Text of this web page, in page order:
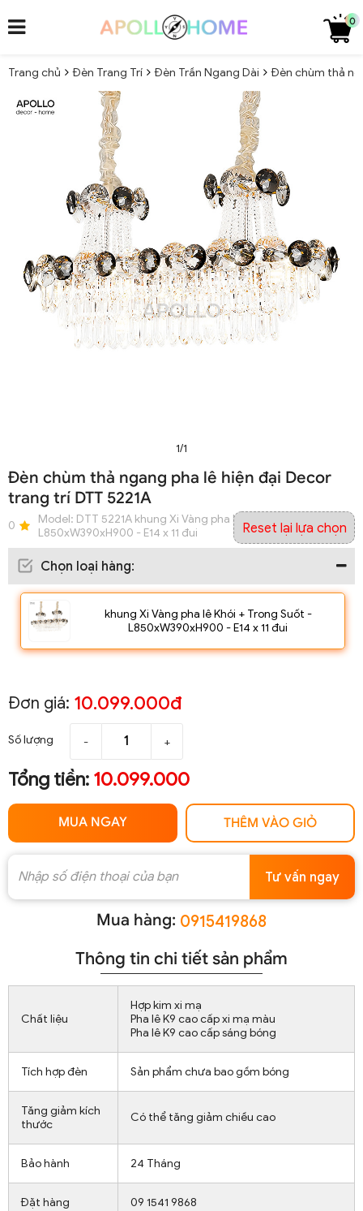
0
Trang chủ Đèn Trang Trí Đèn Trần Ngang Dài Đèn chùm thả
1/1
Đèn chùm thả ngang pha lê hiện đại Decor
trang trí DTT 5221A
0 Model: DTT 5221A khung Xi Vàng pha lê Khói + Trong Suốt -
L850xW390xH900 - E14 x 11 đui
Chọn loại hàng:
khung Xi Vàng pha lê Khói + Trong Suốt -
L850xW390xH900 - E14 x 11 đui
Reset lại lựa chọn
Đơn giá: 10.099.000đ
Số lượng - +
Tổng tiền: 10.099.000
MUA NGAY THÊM VÀO GIỎ
Tư vấn ngay
Mua hàng: 0915419868
Thông tin chi tiết sản phẩm
Chất liệu
Hợp kim xi mạ
Pha lê K9 cao cấp xi mạ màu
Pha lê K9 cao cấp sáng bóng
Tích hợp đèn Sản phẩm chưa bao gồm bóng
Tăng giảm kích
thước
Có thể tăng giảm chiều cao
Bảo hành 24 Tháng
Đặt hàng 09 1541 9868